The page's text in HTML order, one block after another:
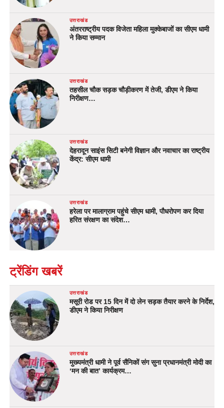
उत्तराखंड
अंतरराष्ट्रीय पदक विजेता महिला मुक्केबाजों का सीएम धामी
ने किया सम्मान
उत्तराखंड
तहसील चौक सड़क चौड़ीकरण में तेजी, डीएम ने किया
निरीक्षण…
उत्तराखंड
देहरादून साइंस सिटी बनेगी विज्ञान और नवाचार का राष्ट्रीय
केंद्र: सीएम धामी
उत्तराखंड
हरेला पर मालाग्राम पहुंचे सीएम धामी, पौधरोपण कर दिया
हरित संरक्षण का संदेश…
ट्रेंडिंग खबरें
उत्तराखंड
मसूरी रोड पर 15 दिन में दो लेन सड़क तैयार करने के निर्देश,
डीएम ने किया निरीक्षण
उत्तराखंड
मुख्यमंत्री धामी ने पूर्व सैनिकों संग सुना प्रधानमंत्री मोदी का
‘मन की बात’ कार्यक्रम…